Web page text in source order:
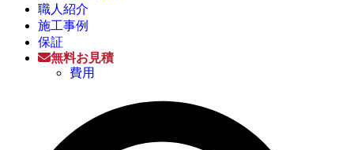
職人紹介
施工事例
保証
無料お見積
費用